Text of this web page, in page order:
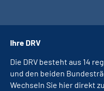
Ihre DRV
Die DRV besteht aus 14
und den beiden
Wechseln Sie hier direkt